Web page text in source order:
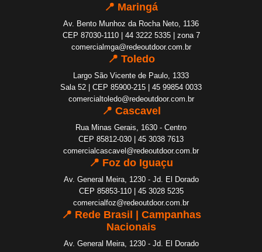
📍 Maringá
Av. Bento Munhoz da Rocha Neto, 1136
CEP 87030-1110 | 44 3222 5335 | zona 7
comercialmga@redeoutdoor.com.br
📍 Toledo
Largo São Vicente de Paulo, 1333
Sala 52 | CEP 85900-215 | 45 99854 0033
comercialtoledo@redeoutdoor.com.br
📍 Cascavel
Rua Minas Gerais, 1630 - Centro
CEP 85812-030 | 45 3038 7613
comercialcascavel@redeoutdoor.com.br
📍 Foz do Iguaçu
Av. General Meira, 1230 - Jd. El Dorado
CEP 85853-110 | 45 3028 5235
comercialfoz@redeoutdoor.com.br
📍 Rede Brasil | Campanhas
Nacionais
Av. General Meira, 1230 - Jd. El Dorado